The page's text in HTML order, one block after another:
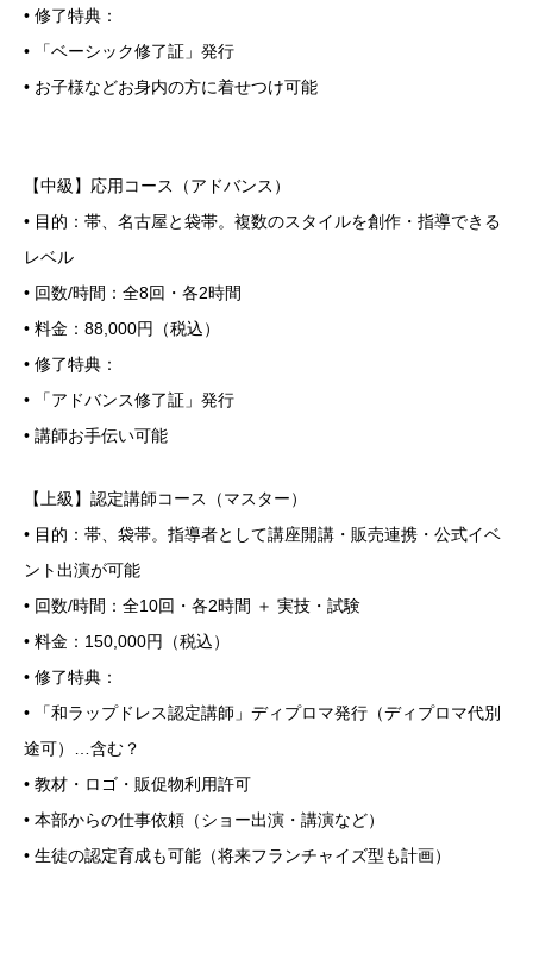
• 修了特典：
• 「ベーシック修了証」発行
• お子様などお身内の方に着せつけ可能
【中級】応用コース（アドバンス）
• 目的：帯、名古屋と袋帯。複数のスタイルを創作・指導できる
レベル
• 回数/時間：全8回・各2時間
• 料金：88,000円（税込）
• 修了特典：
• 「アドバンス修了証」発行
• 講師お手伝い可能
【上級】認定講師コース（マスター）
• 目的：帯、袋帯。指導者として講座開講・販売連携・公式イベ
ント出演が可能
• 回数/時間：全10回・各2時間 ＋ 実技・試験
• 料金：150,000円（税込）
• 修了特典：
• 「和ラップドレス認定講師」ディプロマ発行（ディプロマ代別
途可）…含む？
• 教材・ロゴ・販促物利用許可
• 本部からの仕事依頼（ショー出演・講演など）
• 生徒の認定育成も可能（将来フランチャイズ型も計画）